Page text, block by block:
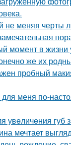
не меняя черты
момент в жизни
же их
пробный
для меня по-
увeличeния губ
мечтает